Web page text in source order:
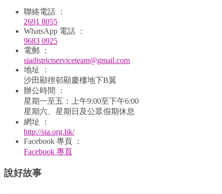
聯絡電話 ：
2691 8055
WhatsApp 電話 ：
9683 0925
電郵 ：
siadistrictserviceteam@gmail.com
地址 ：
沙田顯徑邨顯慶樓地下B翼
辦公時間 ：
星期一至五：上午9:00至下午6:00
星期六、星期日及公眾假期休息
網址 ：
http://sia.org.hk/
Facebook 專頁 ：
Facebook 專頁
說好故事